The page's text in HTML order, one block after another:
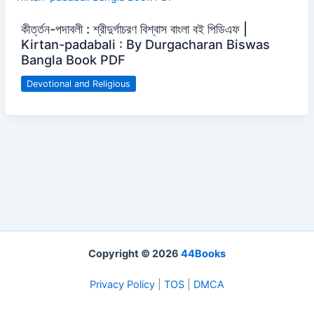
কীর্ত্তন-পদাবলী : শ্রীদুর্গাচরণ বিশ্বাস বাংলা বই পিডিএফ |
Kirtan-padabali : By Durgacharan Biswas
Bangla Book PDF
Devotional and Religious
Copyright © 2026 44Books
Privacy Policy TOS DMCA